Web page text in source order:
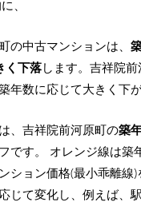
、
の中古マンションは、
く下落します。吉祥院
年数に応じて大きく下が
、吉祥院前河原町の築
です。 オレンジ線は築
ション価格(最小乖離線
じて変化し、例えば、